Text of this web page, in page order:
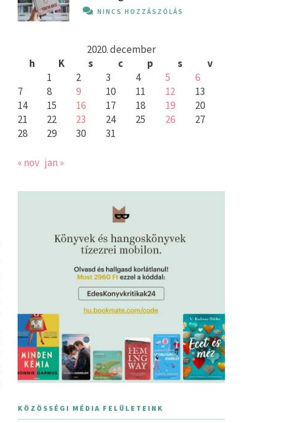
NINCS HOZZÁSZÓLÁS
2020. december
h
K s c p s
v
1
2 3 4 5
6
7
8 9 10 11 12
13
14
15 16 17 18 19
20
21
22 23 24 25 26
27
28
29 30 31
« nov jan »
KÖZÖSSÉGI MÉDIA FELÜLETEINK